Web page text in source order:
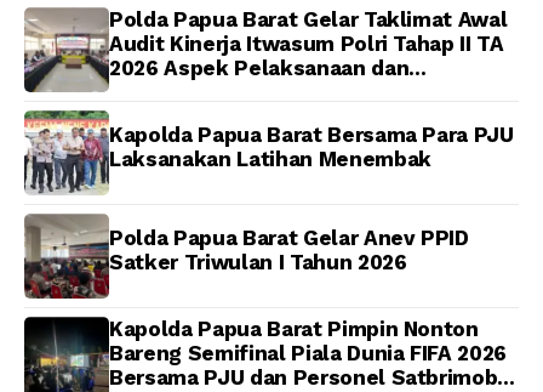
Polda Papua Barat Gelar Taklimat Awal
Audit Kinerja Itwasum Polri Tahap II TA
2026 Aspek Pelaksanaan dan
Kapolda Papua Barat Bersama Para PJU
Laksanakan Latihan Menembak
Polda Papua Barat Gelar Anev PPID
Satker Triwulan I Tahun 2026
Kapolda Papua Barat Pimpin Nonton
Bareng Semifinal Piala Dunia FIFA 2026
Bersama PJU dan Personel Satbrimob